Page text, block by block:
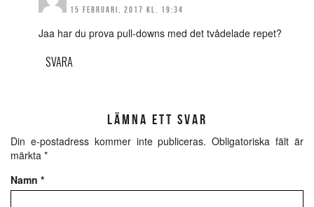
15 FEBRUARI, 2017 KL. 19:34
Jaa har du prova pull-downs med det tvådelade repet?
SVARA
LÄMNA ETT SVAR
Din e-postadress kommer inte publiceras. Obligatoriska fält är
märkta *
Namn *